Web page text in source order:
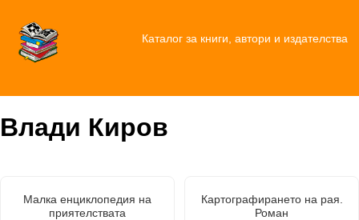
Каталог за книги, автори и издателства
Влади Киров
Малка енциклопедия на
приятелствата
Картографирането на рая.
Роман